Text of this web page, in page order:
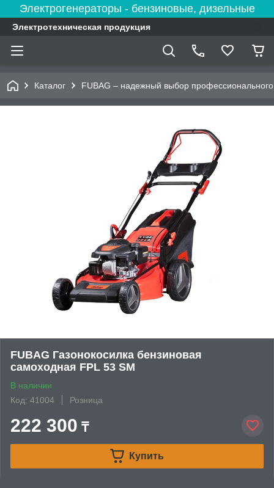
Электрогенераторы - бензиновые, дизельные
Электротехническая продукция
Каталог FUBAG – надежный выбор
FUBAG Газонокосилка бензиновая
самоходная FPL 53 SM
В наличии
Код: 41004
Розница
222 300 ₸
Купить